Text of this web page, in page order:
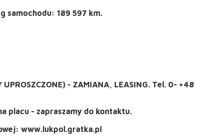
samochodu: 189 597 km.
UPROSZCZONE) - ZAMIANA, LEASING. Tel. 0- +48
placu - zapraszamy do kontaktu.
www.lukpol.gratka.pl